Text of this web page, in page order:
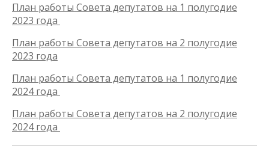
План работы Совета депутатов на 1 полугодие
2023 года
План работы Совета депутатов на 2 полугодие
2023 года
План работы Совета депутатов на 1 полугодие
2024 года
План работы Совета депутатов на 2 полугодие
2024 года